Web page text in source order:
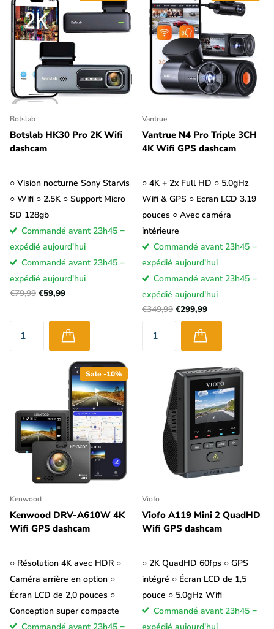
Botslab
Botslab HK30 Pro 2K Wifi
dashcam
○ Vision nocturne Sony Starvis
○ Wifi ○ 2.5K ○ Support Micro
SD 128gb
Commandé avant 23h45 =
expédié aujourd'hui
Commandé avant 23h45 =
expédié aujourd'hui
€79,99 €59,99
Vantrue
Vantrue N4 Pro Triple 3CH
4K Wifi GPS dashcam
○ 4K + 2x Full HD ○ 5.0gHz
Wifi & GPS ○ Ecran LCD 3.19
pouces ○ Avec caméra
intérieure
Commandé avant 23h45 =
expédié aujourd'hui
Commandé avant 23h45 =
expédié aujourd'hui
€349,99 €299,99
Sale -10%
Kenwood
Kenwood DRV-A610W 4K
Wifi GPS dashcam
○ Résolution 4K avec HDR ○
Caméra arrière en option ○
Écran LCD de 2,0 pouces ○
Conception super compacte
Commandé avant 23h45 =
Viofo
Viofo A119 Mini 2 QuadHD
Wifi GPS dashcam
○ 2K QuadHD 60fps ○ GPS
intégré ○ Écran LCD de 1,5
pouce ○ 5.0gHz Wifi
Commandé avant 23h45 =
expédié aujourd'hui